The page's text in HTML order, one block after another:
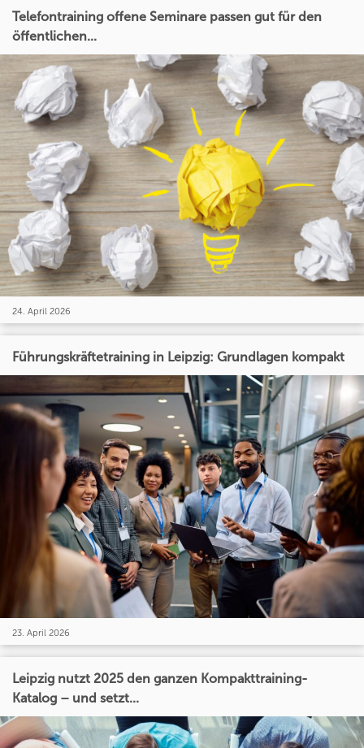
Telefontraining offene Seminare passen gut für den
öffentlichen...
24. April 2026
Führungskräftetraining in Leipzig: Grundlagen kompakt
23. April 2026
Leipzig nutzt 2025 den ganzen Kompakttraining-
Katalog – und setzt...